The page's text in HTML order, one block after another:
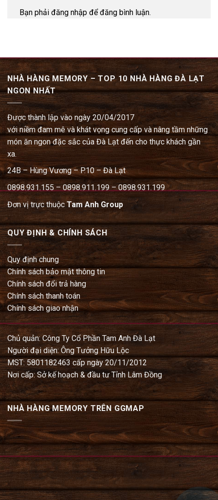
Bạn phải đăng nhập để đăng bình luận.
NHÀ HÀNG MEMORY – TOP 10 NHÀ HÀNG ĐÀ LẠT
NGON NHẤT
Được thành lập vào ngày 20/04/2017
với niềm đam mê và khát vọng cung cấp và nâng tầm những
món ăn ngon đặc sắc của Đà Lạt đến cho thực khách gần
xa.
24B – Hùng Vương – P.10 – Đà Lạt
0898.931.155 – 0898.911.199 – 0898.931.199
Đơn vị trực thuộcTam Anh Group
QUY ĐỊNH & CHÍNH SÁCH
Quy định chung
Chính sách bảo mật thông tin
Chính sách đổi trả hàng
Chính sách thanh toán
Chính sách giao nhận
Chủ quản: Công Ty Cổ Phần Tam Anh Đà Lạt
Người đại diện: Ông Tưởng Hữu Lộc
MST: 5801182463 cấp ngày 20/11/2012
Nơi cấp: Sở kế hoạch & đầu tư Tỉnh Lâm Đồng
NHÀ HÀNG MEMORY TRÊN GGMAP